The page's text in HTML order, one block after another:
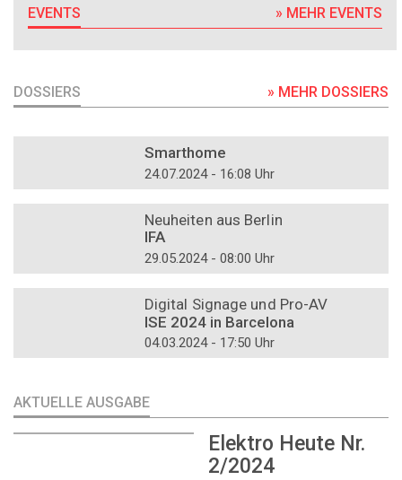
EVENTS » MEHR EVENTS
DOSSIERS » MEHR DOSSIERS
Smarthome
24.07.2024 - 16:08 Uhr
Neuheiten aus Berlin
IFA
29.05.2024 - 08:00 Uhr
Digital Signage und Pro-AV
ISE 2024 in Barcelona
04.03.2024 - 17:50 Uhr
AKTUELLE AUSGABE
Elektro Heute Nr.
2/2024